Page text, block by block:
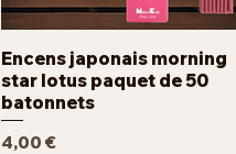
Aperçu rapide
Encens japonais morning
star lotus paquet de 50
batonnets
Prix
4,00 €